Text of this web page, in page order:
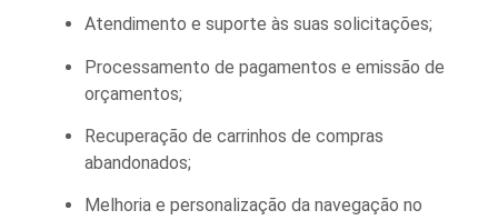
Atendimento e suporte às suas solicitações;
Processamento de pagamentos e emissão de
orçamentos;
Recuperação de carrinhos de compras
abandonados;
Melhoria e personalização da navegação no